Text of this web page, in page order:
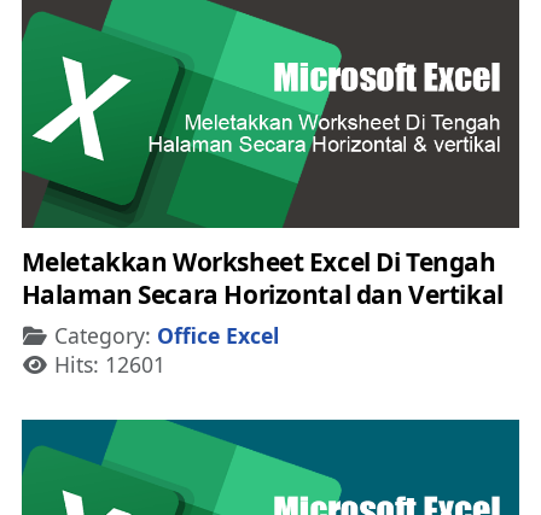
Meletakkan Worksheet Excel Di Tengah
Halaman Secara Horizontal dan Vertikal
Details
Category: Office Excel
Hits: 12601